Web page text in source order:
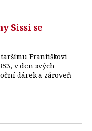
Sissi se
Františkovi
v den svých
dárek a zároveň